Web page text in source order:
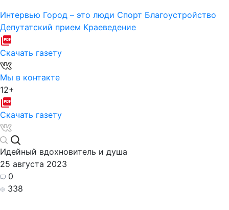
Интервью Город – это люди Спорт Благоустройство
Депутатский прием Краеведение
Скачать газету
Мы в контакте
12+
Скачать газету
Идейный вдохновитель и душа
25 августа 2023
0
338